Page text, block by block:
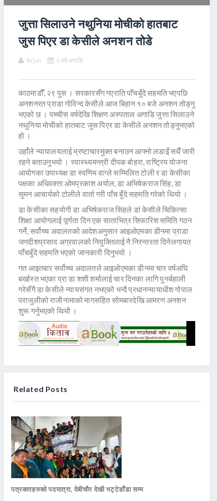
जुत्ता सिलाउने नथुनिया मोचीको हातबाट
जुस पिएर डा केसीले अनशन तोडे
Arjun ९ वर्ष अगाडि
काठमाडौँ, २९ पुस । सरकारसँग गएराति पाँचबुँदे सहमति भएपछि
अनशनरत प्राडा गोविन्द केसीले आज बिहान १० बजे अनशन तोड्नु
भएको छ । पच्चीस वर्षदेखि शिक्षण अस्पताल अगाडि जुत्ता सिलाउने
नथुनिया मोचीको हातबाट जुस पिएर डा केसीले अनशन तोड्नुभएको
हो ।
उहाँले न्यायालयलाई भ्रष्टाचारमुक्त बनाउन आफ्नो लडाइँ सधैँ जारी
रहने बताउनुभयो । स्वास्थ्यमन्त्री दीपक बोहरा, राष्ट्रिय योजना
आयोगका उपाध्यक्ष डा स्वणिम वाग्ले सम्मिलित टोली र डा केसीका
पक्षका अधिवक्ता ओमप्रकाश अर्याल, डा अभिषेकराज सिंह, डा
सुमन आचार्यको टोलीले वार्ता गरी पाँच बुँदे सहमति गरेको थियो ।
डा केसीका सहयोगी डा अभिषेकराज सिंहले डां केसीले चिकित्सा
शिक्षा आयोगलाई पूर्णता दिन एक साताभित्र सिफारिश समिति गठन
गर्ने, सर्वोच्च अदालतको आदेशअनुसार आइओएमका डीनमा प्राडा
जगदीशप्रसाद अग्रवालको नियुक्तिलाई नै निरन्तरता दिनेलगायत
पाँचबुँदे सहमति भएको जानकारी दिनुभयो ।
गत आइतबार सर्वोच्च अदालतले आइओएमका डीनमा चार वर्षअघि
बर्खास्त भएका प्रा डा शशी शर्मालाई चार दिनका लागि पुनर्बहाली
गरेसँगै डा केसीले न्यायसंगत नभएको भन्दै प्रधानन्यायाधीश गोपाल
पराजुलीको राजीनामाको मागसहित सोमबारदेखि आमरण अनशन
शुरू गर्नुभएको थियोे ।
Related Posts
पत्रकारहरुको पदयात्रा, देबीचौर देखी भट्टेडाँडा सम्म